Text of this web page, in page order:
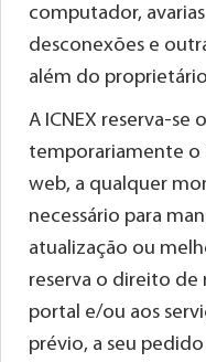
computador,
desconexões e
além do
A ICNEX reserva-
temporariamente o
web, a qualquer
necessário para
atualização ou
reserva o direito de
portal e/ou aos
prévio, a seu